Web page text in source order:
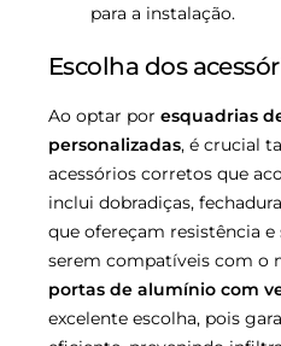
para a instalação.
Escolha dos
Ao optar por esquadrias
personalizadas, é crucial
acessórios corretos que
inclui dobradiças,
que ofereçam resistência e
serem compatíveis com o
portas de alumínio com
excelente escolha, pois